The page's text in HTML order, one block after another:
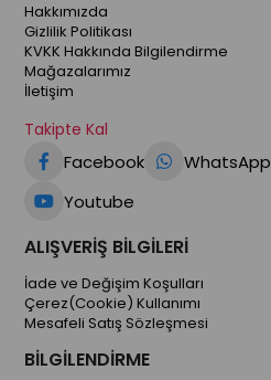
Hakkımızda
Gizlilik Politikası
KVKK Hakkında Bilgilendirme
Mağazalarımız
İletişim
Takipte Kal
Facebook WhatsApp
Youtube
ALIŞVERİŞ BİLGİLERİ
İade ve Değişim Koşulları
Çerez(Cookie) Kullanımı
Mesafeli Satış Sözleşmesi
BİLGİLENDİRME